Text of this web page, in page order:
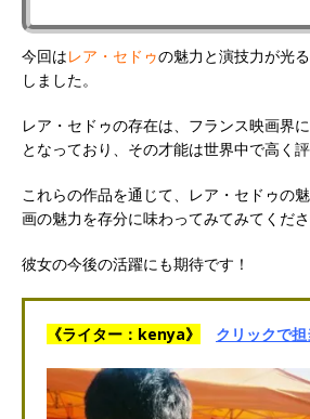
今回はレア・セドゥの魅力と演技力が光
しました。
レア・セドゥの存在は、フランス映画界
となっており、その才能は世界中で高く評
これらの作品を通じて、レア・セドゥの
画の魅力を存分に味わってみてみてくださ
彼女の今後の活躍にも期待です！
《ライター：kenya》 クリックで